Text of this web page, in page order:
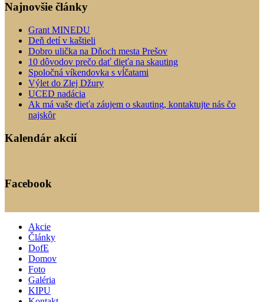
Najnovšie články
Grant MINEDU
Deň detí v kaštieli
Dobro ulička na Dňoch mesta Prešov
10 dôvodov prečo dať dieťa na skauting
Spoločná víkendovka s vĺčatami
Výlet do Zlej Džury
UCED nadácia
Ak má vaše dieťa záujem o skauting, kontaktujte nás čo
najskôr
Kalendár akcií
Facebook
Akcie
Články
DofE
Domov
Foto
Galéria
KIPU